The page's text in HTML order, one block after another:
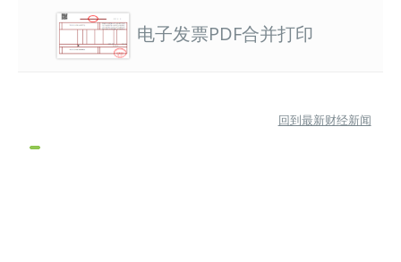
电子发票PDF合并打印
回到最新财经新闻